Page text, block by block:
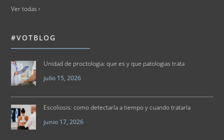
Ver todas ›
#VOTBLOG
Unidad de proctologia: que es y que patologias trata
julio 15, 2026
Escoliosis: como detectarla a tiempo y cuando tratarla
junio 17, 2026